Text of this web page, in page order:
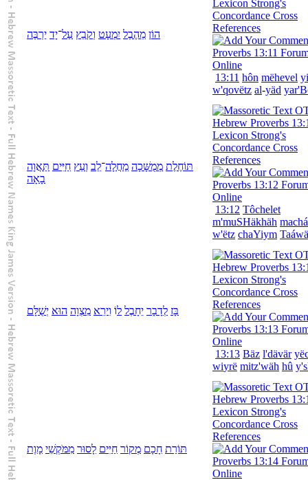
הוֹן מֵהֶבֶל יִמְעָט וְקֹבֵץ עַל־יָד יַרְבֶּה
13:11 hôn mëhevel
w'qovëtz al-yäd
תּוֹחֶלֶת מְמֻשָּׁכָה מַחֲלָה־לֵב וְעֵץ חַיִּים תַּאֲוָה
בָאָה
13:12 Tôchelet
m'muSHäkhäh
w'ëtz chaYiym
בָּז לְדָבָר יֵחָבֶל לוֹ וִירֵא מִצְוָה הוּא יְשֻׁלָּם
13:13 Bäz l'dävär
wiyrë mitz'wäh hû
תּוֹרַת חָכָם מְקוֹר חַיִּים לָסוּר מִמֹּקְשֵׁי מָוֶת